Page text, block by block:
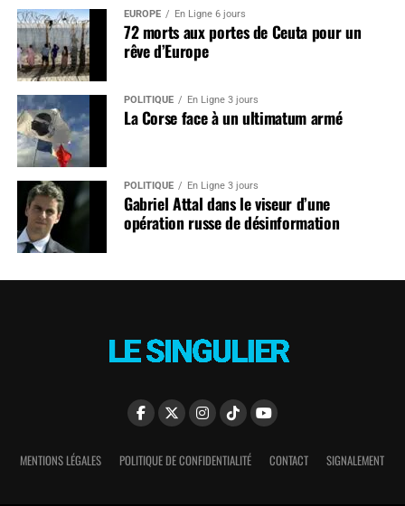
EUROPE En Ligne 6 jours
72 morts aux portes de Ceuta pour un
rêve d’Europe
POLITIQUE En Ligne 3 jours
La Corse face à un ultimatum armé
POLITIQUE En Ligne 3 jours
Gabriel Attal dans le viseur d’une
opération russe de désinformation
MENTIONS LÉGALES POLITIQUE DE CONFIDENTIALITÉ CONTACT SIGNALEMENT